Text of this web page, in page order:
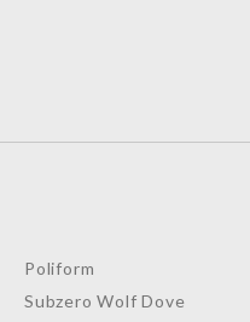
Poliform
Subzero Wolf Dove